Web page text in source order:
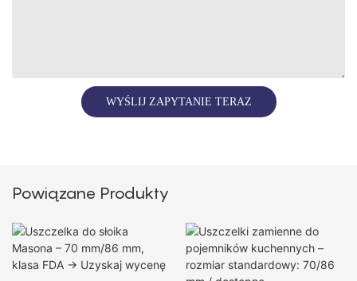
WYŚLIJ ZAPYTANIE TERAZ
Powiązane Produkty